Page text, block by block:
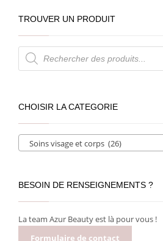
TROUVER UN PRODUIT
Recherche
de
produits
CHOISIR LA CATEGORIE
Soins visage et corps (26)
BESOIN DE RENSEIGNEMENTS ?
La team Azur Beauty est là pour vous !
Formulaire de contact